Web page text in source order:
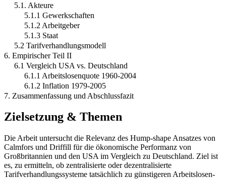
5.1. Akteure
5.1.1 Gewerkschaften
5.1.2 Arbeitgeber
5.1.3 Staat
5.2 Tarifverhandlungsmodell
6. Empirischer Teil II
6.1 Vergleich USA vs. Deutschland
6.1.1 Arbeitslosenquote 1960-2004
6.1.2 Inflation 1979-2005
7. Zusammenfassung und Abschlussfazit
Zielsetzung & Themen
Die Arbeit untersucht die Relevanz des Hump-shape Ansatzes von
Calmfors und Driffill für die ökonomische Performanz von
Großbritannien und den USA im Vergleich zu Deutschland. Ziel ist
es, zu ermitteln, ob zentralisierte oder dezentralisierte
Tarifverhandlungssysteme tatsächlich zu günstigeren Arbeitslosen-